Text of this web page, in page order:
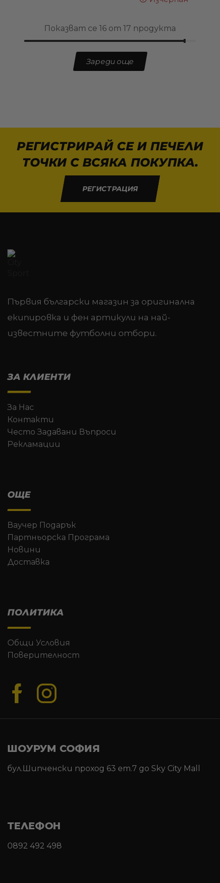
Показват се 16 от 17 продукта
Зареди още
РЕГИСТРИРАЙ СЕ И ПЕЧЕЛИ
ТОЧКИ С ВСЯКА ПОКУПКА.
РЕГИСТРАЦИЯ
Първия български магазин за оригинална
екипировка и фен артикули на най-
известните футболни отбори.
ЗА КЛИЕНТИ
За Нас
Контакти
Често Задавани Въпроси
Рекламации
ОЩЕ
Ваучер Подарък
Партньорска Програма
Новини
Доставка
ПОЛИТИКА
Общи Условия
Поверителност
ШОУРУМ СОФИЯ
бул.Шипченски проход 63 ет.7 до Sky City Mall
ТЕЛЕФОН
0892 492 498